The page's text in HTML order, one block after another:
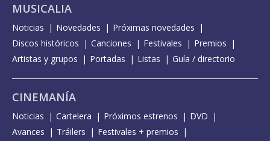
MUSICALIA
Noticias Novedades
Próximas novedades
Discos históricos
Canciones Festivales
Premios
Artistas y grupos
Portadas Listas Guía / directorio
CINEMANÍA
Noticias Cartelera Próximos estrenos
DVD
Avances
Tráilers
Festivales + premios